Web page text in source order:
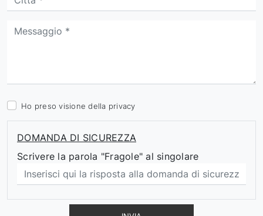
Ho preso visione della privacy
DOMANDA DI SICUREZZA
Scrivere la parola "Fragole" al singolare